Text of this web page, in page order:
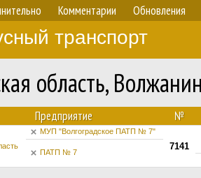
Комментарии Обновления
транспорт
область,
Предприятие №
МУП "Волгоградское ПАТП № 7"
7141
ПАТП № 7